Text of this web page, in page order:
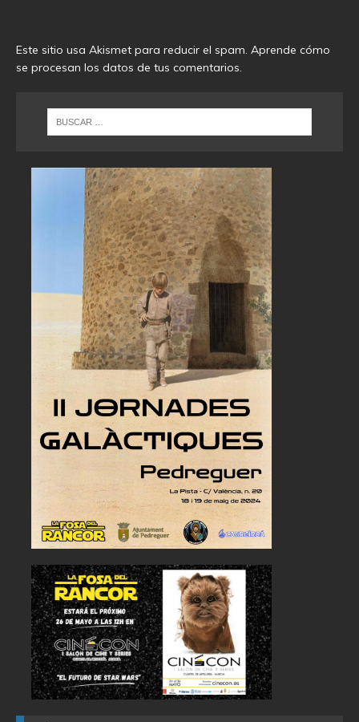
Este sitio usa Akismet para reducir el spam. Aprende cómo
se procesan los datos de tus comentarios